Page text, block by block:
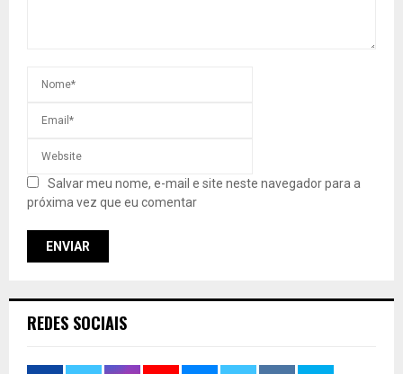
Salvar meu nome, e-mail e site neste navegador para a
próxima vez que eu comentar
REDES SOCIAIS